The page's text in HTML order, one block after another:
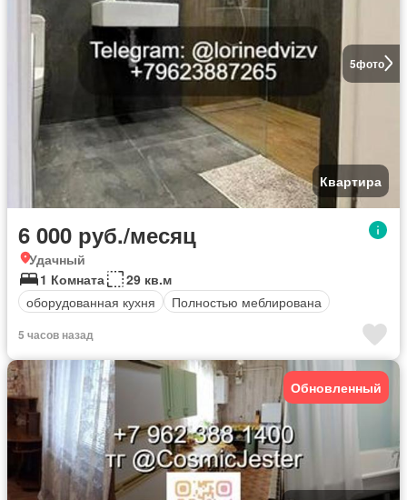
5фото
Квартира
6 000 руб./месяц
Удачный
1 Комната
29 кв.м
оборудованная кухня
Полностью меблирована
5 часов назад
Обновленный